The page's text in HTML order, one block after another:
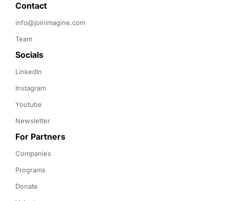
Contact
info@joinimagine.com
Team
Socials
LinkedIn
Instagram
Youtube
Newsletter
For Partners
Companies
Programs
Donate